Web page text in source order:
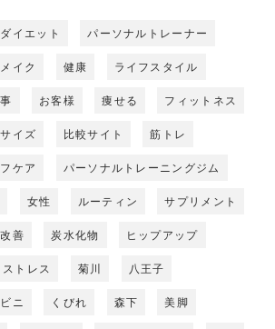
ダイエット パーソナルトレーナー
イク 健康 ライフスタイル
お客様 痩せる フィットネス
イズ 比較サイト 筋トレ
ケア パーソナルトレーニングジム
女性 ルーティン サプリメント
善 炭水化物 ヒップアップ
ストレス 菊川 八王子
ニ くびれ 森下 美脚